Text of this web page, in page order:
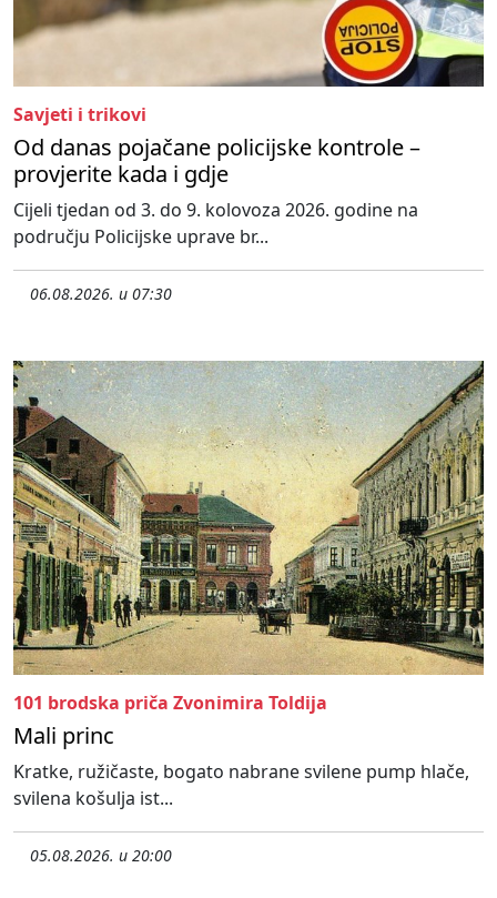
Savjeti i trikovi
Od danas pojačane policijske kontrole –
provjerite kada i gdje
Cijeli tjedan od 3. do 9. kolovoza 2026. godine na
području Policijske uprave br...
06.08.2026. u 07:30
101 brodska priča Zvonimira Toldija
Mali princ
Kratke, ružičaste, bogato nabrane svilene pump hlače,
svilena košulja ist...
05.08.2026. u 20:00